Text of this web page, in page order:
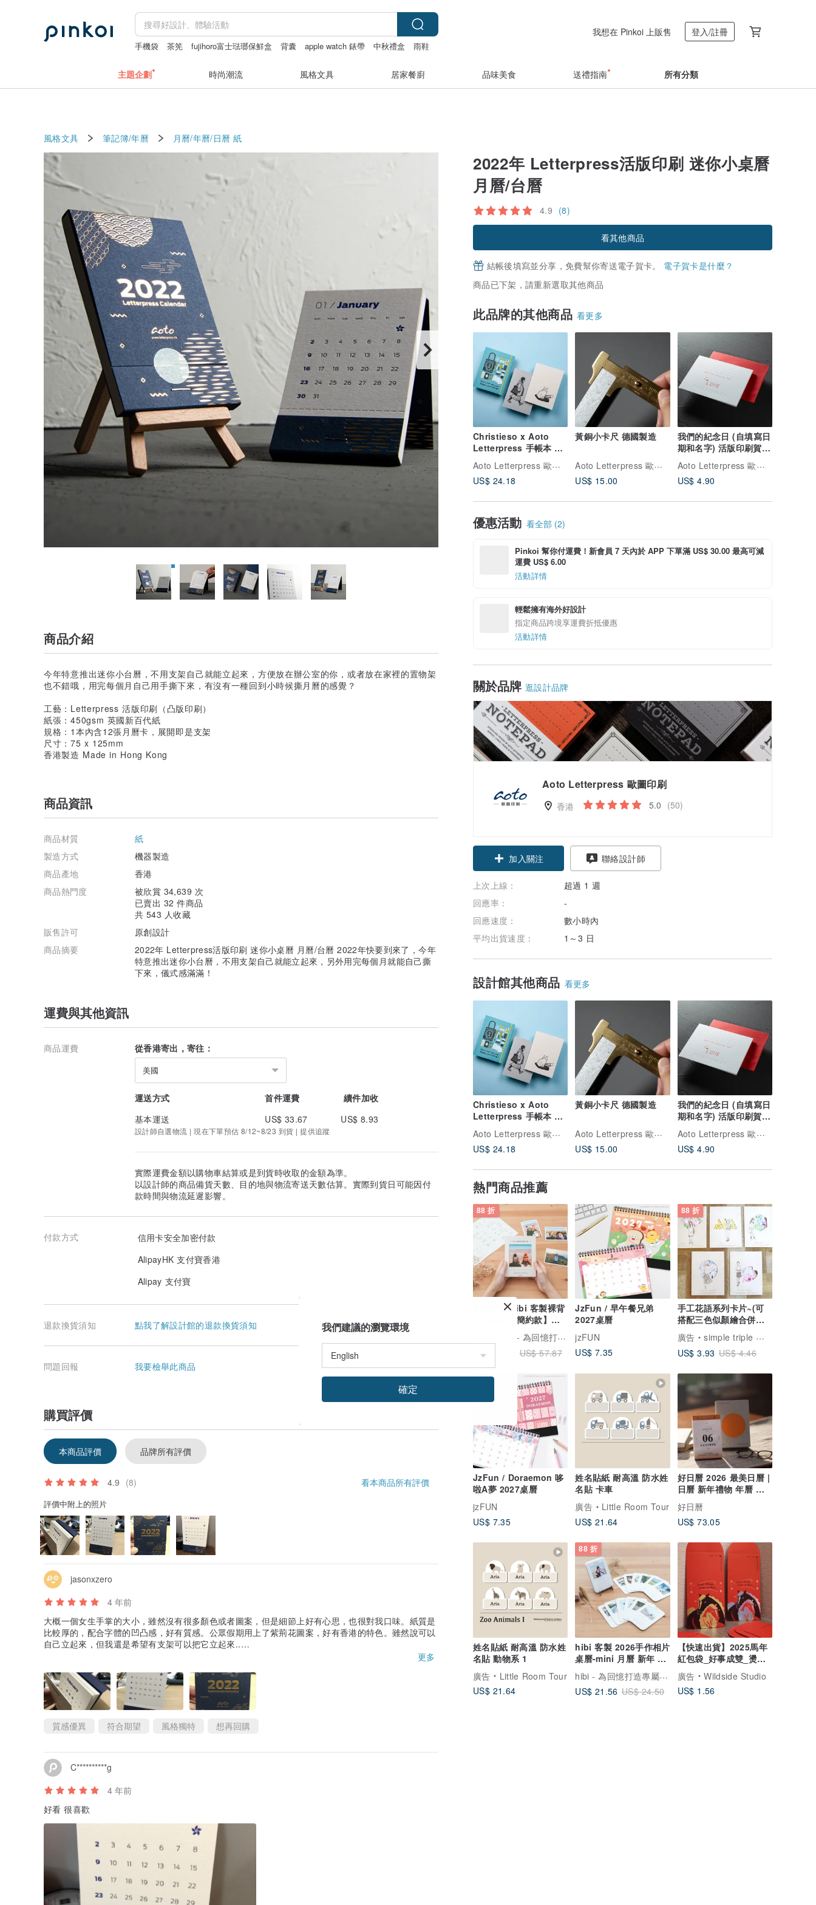
手機袋 茶筅 fujihoro富士琺瑯保鮮盒 背囊 apple watch 錶帶 中秋禮盒
雨鞋
我想在 Pinkoi 上販售 登入/註冊
主題企劃 時尚潮流 風格文具 居家餐廚 品味美食 送禮指南 所有分類
風格文具 筆記簿/年曆 月曆/年曆/日曆 紙
2022年 Letterpress活版印刷 迷你小桌曆
月曆/台曆
4.9 (8)
看其他商品
結帳後填寫並分享，免費幫你寄送電子賀卡。 電子賀卡是什麼？
商品已下架，請重新選取其他商品
此品牌的其他商品 看更多
Christieso x Aoto
Letterpress 手帳本 無
Aoto Letterpress 歐圖印刷
US$ 24.18
黃銅小卡尺 德國製造
Aoto Letterpress 歐圖印刷
US$ 15.00
我們的紀念日 (自填寫日
期和名字) 活版印刷賀
Aoto Letterpress 歐圖印刷
US$ 4.90
優惠活動 看全部 (2)
Pinkoi 幫你付運費！新會員 7 天內於 APP 下單滿 US$ 30.00 最高可減
運費 US$ 6.00
活動詳情
輕鬆擁有海外好設計
指定商品跨境享運費折抵優惠
活動詳情
關於品牌 逛設計品牌
Aoto Letterpress 歐圖印刷
香港 5.0 (50)
加入關注 聯絡設計師
上次上線：
超過 1 週
回應率：
-
回應速度：
數小時內
平均出貨速度：
1～3 日
設計館其他商品 看更多
Christieso x Aoto
Letterpress 手帳本 無
時效手帳
Aoto Letterpress 歐圖印刷
US$ 24.18
黃銅小卡尺 德國製造
Aoto Letterpress 歐圖印刷
US$ 15.00
我們的紀念日 (自填寫日
期和名字) 活版印刷賀
卡/凸版印刷
Aoto Letterpress 歐圖印刷
US$ 4.90
熱門商品推薦
88 折
紀念禮物/hibi 客製裸背
手作相本【簡約款】情
侶禮物 生日禮物
hibi - 為回憶打造專屬的家
US$ 50.93
US$ 57.87
JzFun / 早午餐兄弟
2027桌曆
jzFUN
US$ 7.35
88 折
手工花語系列卡片~(可
搭配三色似顏繪合併購
買)
廣告
simple triple 客製人像插畫
US$ 3.93 US$ 4.46
JzFun / Doraemon 哆
啦A夢 2027桌曆
jzFUN
US$ 7.35
姓名貼紙 耐高溫 防水姓
名貼 卡車
廣告
Little Room Tour
US$ 21.64
好日曆 2026 最美日曆 |
日曆 新年禮物 年曆 桌
曆 掛曆
好日曆
US$ 73.05
姓名貼紙 耐高溫 防水姓
名貼 動物系 1
廣告
Little Room Tour
US$ 21.64
88 折
hibi 客製 2026手作相片
桌曆-mini 月曆 新年 紀
hibi - 為回憶打造專屬的家
US$ 21.56 US$ 24.50
【快速出貨】2025馬年
紅包袋_好事成雙_燙金/
雷射銀
廣告
Wildside Studio
US$ 1.56
商品介紹
今年特意推出迷你小台曆，不用支架自己就能立起來，方便放在辦公室的你，或者放在家裡的置物架
也不錯哦，用完每個月自己用手撕下來，有沒有一種回到小時候撕月曆的感覺？
工藝：Letterpress 活版印刷（凸版印刷）
紙張：450gsm 英國新百代紙
規格：1本內含12張月曆卡，展開即是支架
尺寸：75 x 125mm
香港製造 Made in Hong Kong
商品資訊
商品材質
紙
製造方式
機器製造
商品產地
香港
商品熱門度
被欣賞 34,639 次
已賣出 32 件商品
共 543 人收藏
販售許可
原創設計
商品摘要
2022年 Letterpress活版印刷 迷你小桌曆 月曆/台曆 2022年快要到來了，今年
特意推出迷你小台曆，不用支架自己就能立起來，另外用完每個月就能自己撕
下來，儀式感滿滿！
運費與其他資訊
商品運費 從香港寄出，寄往：
美國
運送方式 首件運費
續件加收
基本運送
US$ 33.67 US$ 8.93
設計師自選物流 | 現在下單預估 8/12~8/23 到貨 | 提供追蹤
實際運費金額以購物車結算或是到貨時收取的金額為準。
以設計師的商品備貨天數、目的地與物流寄送天數估算。實際到貨日可能因付
款時間與物流延遲影響。
付款方式
信用卡安全加密付款
AlipayHK 支付寶香港
Alipay 支付寶
退款換貨須知 點我了解設計館的退款換貨須知
問題回報 我要檢舉此商品
購買評價
本商品評價 品牌所有評價
4.9 (8) 看本商品所有評價
評價中附上的照片
jasonxzero
4 年前
大概一個女生手掌的大小，雖然沒有很多顏色或者圖案，但是細節上好有心思，也很對我口味。紙質是
比較厚的，配合字體的凹凸感，好有質感。公眾假期用上了紫荊花圖案，好有香港的特色。雖然說可以
自己立起來，但我還是希望有支架可以把它立起來..
最後喺估唔到原本香港仲有咁特別嘅印刷，難得有made in Hong Kong 嘅文化嘢同創作，梗喺支持吓
更多
質感優異 符合期望 風格獨特 想再回購
C**********g
4 年前
好看 很喜歡
我們建議的瀏覽環境
確定